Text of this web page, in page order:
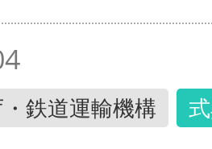
鉄道運輸機構